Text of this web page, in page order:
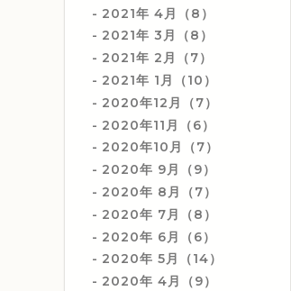
2021年 4月（8）
2021年 3月（8）
2021年 2月（7）
2021年 1月（10）
2020年12月（7）
2020年11月（6）
2020年10月（7）
2020年 9月（9）
2020年 8月（7）
2020年 7月（8）
2020年 6月（6）
2020年 5月（14）
2020年 4月（9）